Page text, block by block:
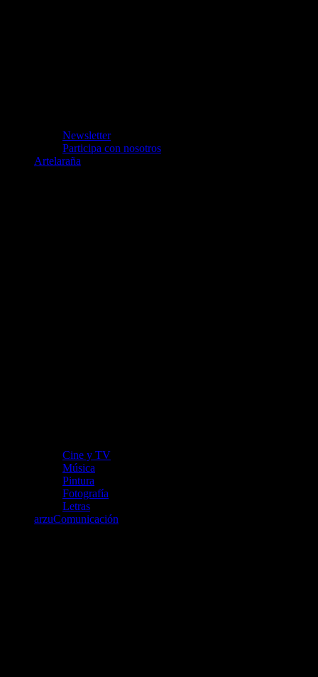
Newsletter
Participa con nosotros
Artelaraña
Cine y TV
Música
Pintura
Fotografía
Letras
arzuComunicación